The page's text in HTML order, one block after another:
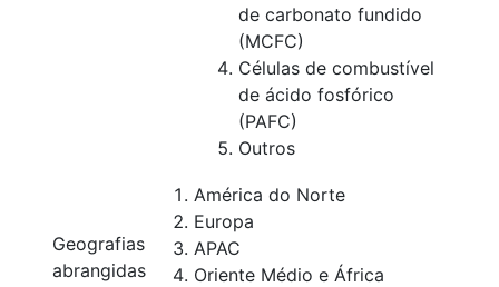
de carbonato fundido
(MCFC)
Células de combustível
de ácido fosfórico
(PAFC)
Outros
Geografias
abrangidas
América do Norte
Europa
APAC
Oriente Médio e África